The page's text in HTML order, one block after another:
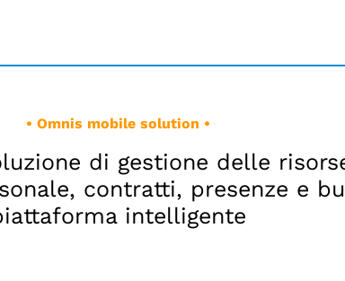
• Omnis mobile solution •
di gestione delle
contratti, presenze e
intelligente